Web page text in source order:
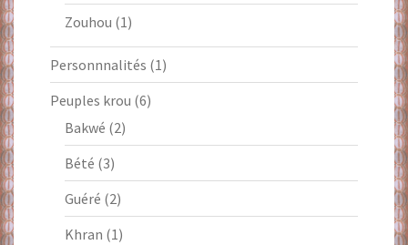
Zouhou (1)
Personnnalités (1)
Peuples krou (6)
Bakwé (2)
Bété (3)
Guéré (2)
Khran (1)